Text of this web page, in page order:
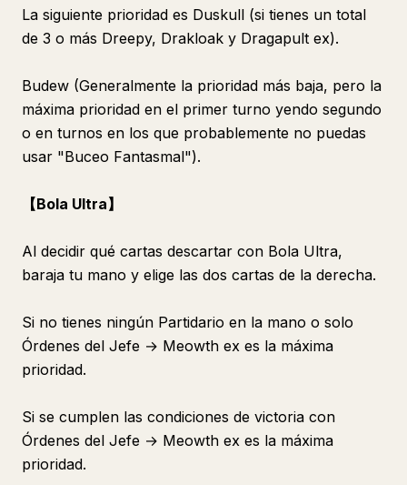
La siguiente prioridad es Duskull (si tienes un total
de 3 o más Dreepy, Drakloak y Dragapult ex).
Budew (Generalmente la prioridad más baja, pero la
máxima prioridad en el primer turno yendo segundo
o en turnos en los que probablemente no puedas
usar "Buceo Fantasmal").
【Bola Ultra】
Al decidir qué cartas descartar con Bola Ultra,
baraja tu mano y elige las dos cartas de la derecha.
Si no tienes ningún Partidario en la mano o solo
Órdenes del Jefe → Meowth ex es la máxima
prioridad.
Si se cumplen las condiciones de victoria con
Órdenes del Jefe → Meowth ex es la máxima
prioridad.